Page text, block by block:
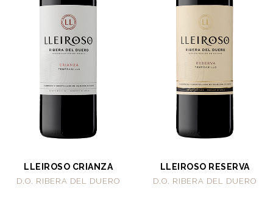
LLEIROSO CRIANZA
D.O. RIBERA DEL DUERO
LLEIROSO RESERVA
D.O. RIBERA DEL DUERO